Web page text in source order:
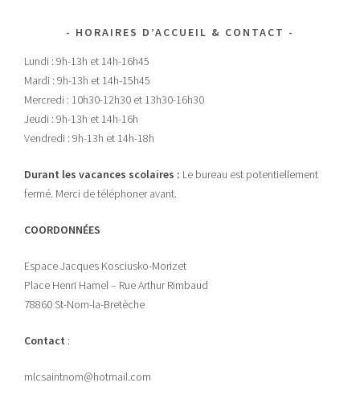
HORAIRES D’ACCUEIL & CONTACT
Lundi : 9h-13h et 14h-16h45
Mardi : 9h-13h et 14h-15h45
Mercredi : 10h30-12h30 et 13h30-16h30
Jeudi : 9h-13h et 14h-16h
Vendredi : 9h-13h et 14h-18h
Durant les vacances scolaires : Le bureau est potentiellement
fermé. Merci de téléphoner avant.
COORDONNÉES
Espace Jacques Kosciusko-Morizet
Place Henri Hamel – Rue Arthur Rimbaud
78860 St-Nom-la-Bretèche
Contact :
mlcsaintnom@hotmail.com